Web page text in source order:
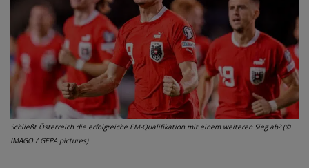
Schließt Österreich die erfolgreiche EM-Qualifikation mit einem weiteren Sieg ab? (©
IMAGO / GEPA pictures)